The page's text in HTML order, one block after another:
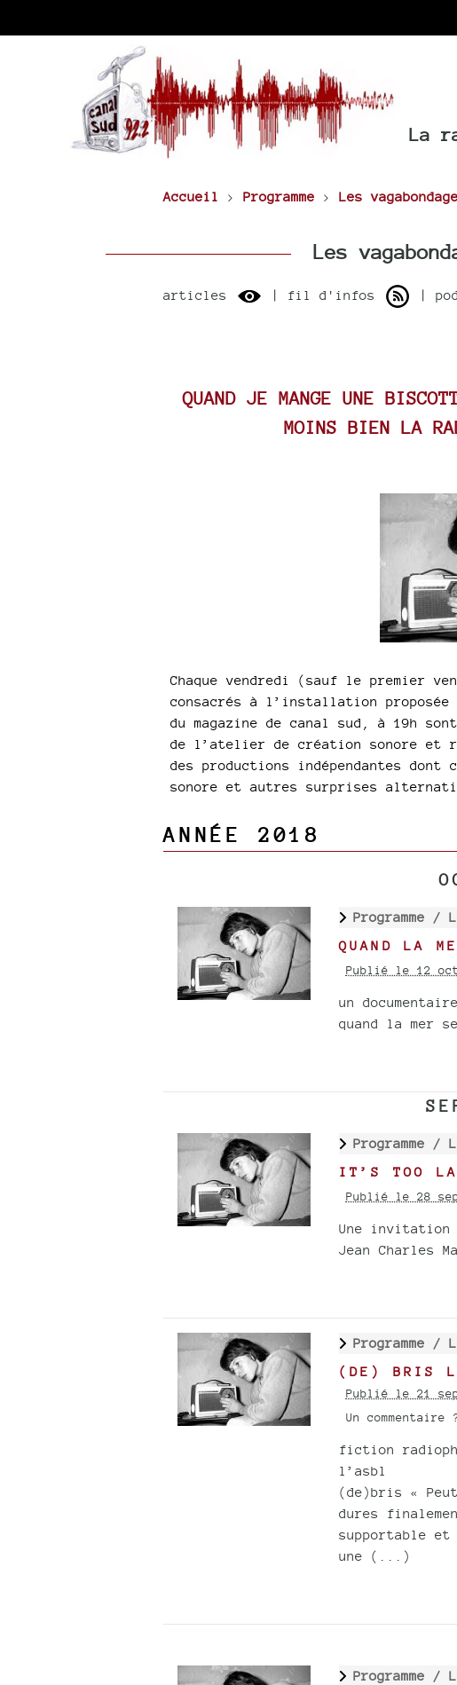
La
Accueil > Programme > Les
Les
articles | fil d'infos |
QUAND JE MANGE UNE
MOINS BIEN LA
Chaque vendredi (sauf le premier
consacrés à l’installation proposée
du magazine de canal sud, à 19h
de l’atelier de création sonore et
des productions indépendantes
sonore et autres surprises
ANNÉE 2018
Programme /
QUAND LA
Publié le 12
un
quand la mer
Programme /
IT’S TOO
Publié le 28
Une invitation
Jean Charles
Programme /
(DE) BRIS
Publié le 21
Un commentaire
fiction
l’asbl
(de)bris «
dures
supportable et
une (...)
Programme /